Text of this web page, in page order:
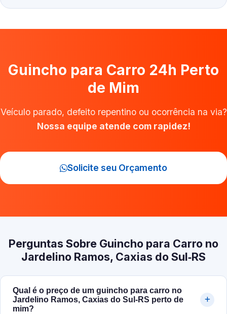
Guincho para Carro 24h Perto
de Mim
Veículo parado, defeito repentino ou ocorrência na via?
Nossa equipe atende com rapidez!
Solicite seu Orçamento
Perguntas Sobre Guincho para Carro no
Jardelino Ramos, Caxias do Sul‑RS
Qual é o preço de um guincho para carro no
Jardelino Ramos, Caxias do Sul‑RS perto de
mim?